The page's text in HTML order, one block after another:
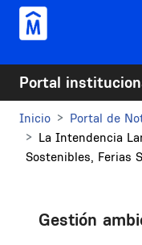
Pasar al contenido
Portal
Inicio
Portal de
La Intendencia
Sostenibles, Ferias
Gestión